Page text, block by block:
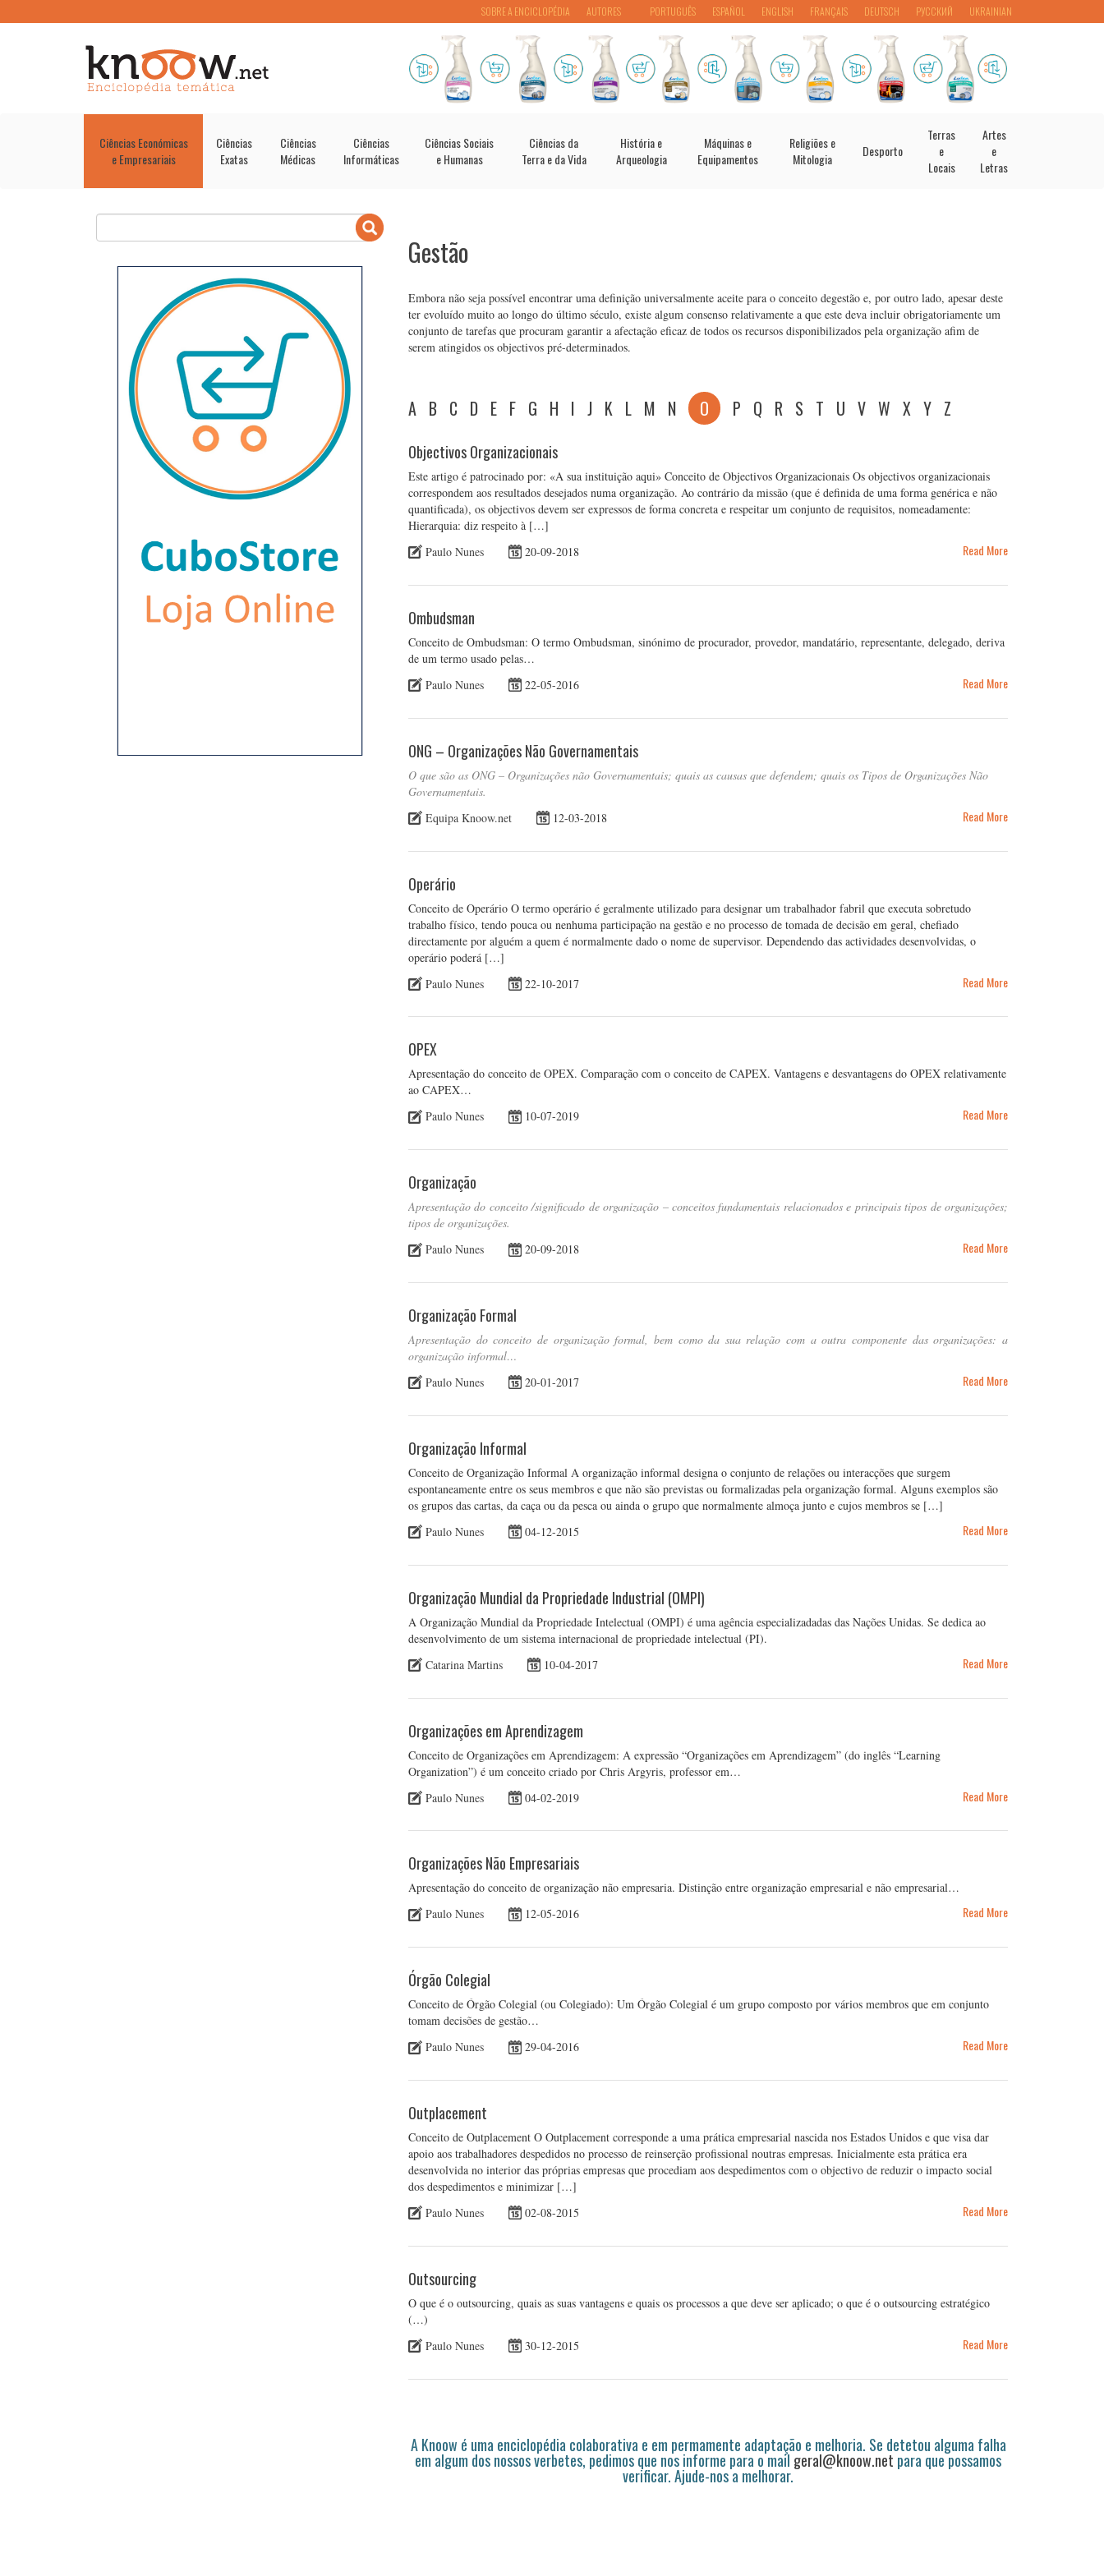
PORTUGUÊS ESPAÑOL ENGLISH FRANÇAIS DEUTSCH РУССКИЙ UKRAINIAN
SOBRE A ENCICLOPÉDIA AUTORES
Ciências Económicas
e Empresariais
Ciências
Exatas
Ciências
Médicas
Ciências
Informáticas
Ciências Sociais
e Humanas
Ciências da
Terra e da Vida
História e
Arqueologia
Máquinas e
Equipamentos
Religiões e
Mitologia
Desporto
Terras
e
Locais
Artes
e
Letras
Gestão
Embora não seja possível encontrar uma definição universalmente aceite para o conceito degestão e, por outro lado, apesar deste
ter evoluído muito ao longo do último século, existe algum consenso relativamente a que este deva incluir obrigatoriamente um
conjunto de tarefas que procuram garantir a afectação eficaz de todos os recursos disponibilizados pela organização afim de
serem atingidos os objectivos pré-determinados.
A B C D E F G H I J K L M N O P Q R S T U V W X Y Z
Objectivos Organizacionais
Este artigo é patrocinado por: «A sua instituição aqui» Conceito de Objectivos Organizacionais Os objectivos organizacionais
correspondem aos resultados desejados numa organização. Ao contrário da missão (que é definida de uma forma genérica e não
quantificada), os objectivos devem ser expressos de forma concreta e respeitar um conjunto de requisitos, nomeadamente:
Hierarquia: diz respeito à […]
Paulo Nunes
20-09-2018 Read More
Ombudsman
Conceito de Ombudsman: O termo Ombudsman, sinónimo de procurador, provedor, mandatário, representante, delegado, deriva
de um termo usado pelas…
Paulo Nunes
22-05-2016 Read More
ONG – Organizações Não Governamentais
O que são as ONG – Organizações não Governamentais; quais as causas que defendem; quais os Tipos de Organizações Não
Governamentais.
Equipa Knoow.net
12-03-2018 Read More
Operário
Conceito de Operário O termo operário é geralmente utilizado para designar um trabalhador fabril que executa sobretudo
trabalho físico, tendo pouca ou nenhuma participação na gestão e no processo de tomada de decisão em geral, chefiado
directamente por alguém a quem é normalmente dado o nome de supervisor. Dependendo das actividades desenvolvidas, o
operário poderá […]
Paulo Nunes
22-10-2017 Read More
OPEX
Apresentação do conceito de OPEX. Comparação com o conceito de CAPEX. Vantagens e desvantagens do OPEX relativamente
ao CAPEX…
Paulo Nunes
10-07-2019 Read More
Organização
Apresentação do conceito /significado de organização – conceitos fundamentais relacionados e principais tipos de organizações;
tipos de organizações.
Paulo Nunes
20-09-2018 Read More
Organização Formal
Apresentação do conceito de organização formal, bem como da sua relação com a outra componente das organizações: a
organização informal…
Paulo Nunes
20-01-2017 Read More
Organização Informal
Conceito de Organização Informal A organização informal designa o conjunto de relações ou interacções que surgem
espontaneamente entre os seus membros e que não são previstas ou formalizadas pela organização formal. Alguns exemplos são
os grupos das cartas, da caça ou da pesca ou ainda o grupo que normalmente almoça junto e cujos membros se […]
Paulo Nunes
04-12-2015 Read More
Organização Mundial da Propriedade Industrial (OMPI)
A Organização Mundial da Propriedade Intelectual (OMPI) é uma agência especializadadas das Nações Unidas. Se dedica ao
desenvolvimento de um sistema internacional de propriedade intelectual (PI).
Catarina Martins
10-04-2017 Read More
Organizações em Aprendizagem
Conceito de Organizações em Aprendizagem: A expressão “Organizações em Aprendizagem” (do inglês “Learning
Organization”) é um conceito criado por Chris Argyris, professor em…
Paulo Nunes
04-02-2019 Read More
Organizações Não Empresariais
Apresentação do conceito de organização não empresaria. Distinção entre organização empresarial e não empresarial…
Paulo Nunes
12-05-2016 Read More
Órgão Colegial
Conceito de Órgão Colegial (ou Colegiado): Um Órgão Colegial é um grupo composto por vários membros que em conjunto
tomam decisões de gestão…
Paulo Nunes
29-04-2016 Read More
Outplacement
Conceito de Outplacement O Outplacement corresponde a uma prática empresarial nascida nos Estados Unidos e que visa dar
apoio aos trabalhadores despedidos no processo de reinserção profissional noutras empresas. Inicialmente esta prática era
desenvolvida no interior das próprias empresas que procediam aos despedimentos com o objectivo de reduzir o impacto social
dos despedimentos e minimizar […]
Paulo Nunes
02-08-2015 Read More
Outsourcing
O que é o outsourcing, quais as suas vantagens e quais os processos a que deve ser aplicado; o que é o outsourcing estratégico
(…)
Paulo Nunes
30-12-2015 Read More
A Knoow é uma enciclopédia colaborativa e em permamente adaptação e melhoria. Se detetou alguma falha
em algum dos nossos verbetes, pedimos que nos informe para o mail geral@knoow.net para que possamos
verificar. Ajude-nos a melhorar.